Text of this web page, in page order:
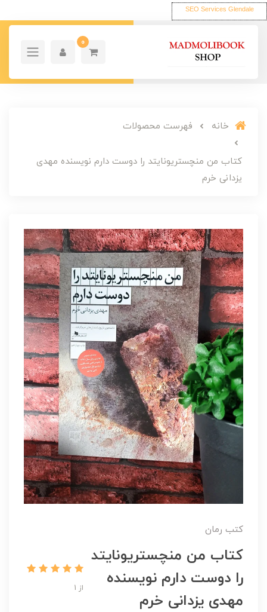
SEO Services Glendale
0
خانه فهرست محصولات
کتاب من منچستریونایتد را دوست دارم نویسنده مهدی
یزدانی خرم
کتب رمان
کتاب من منچستریونایتد
را دوست دارم نویسنده
مهدی یزدانی خرم
از 1